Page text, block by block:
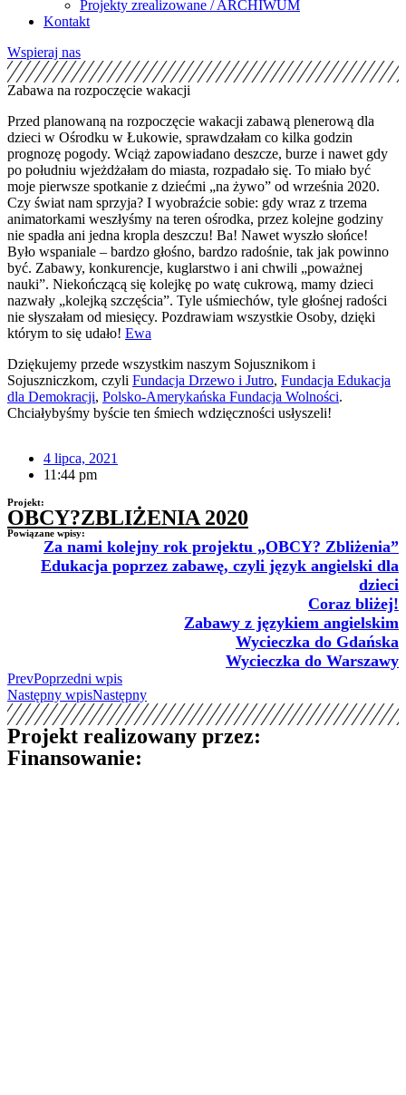
Projekty zrealizowane / ARCHIWUM
Kontakt
Wspieraj nas
Zabawa na rozpoczęcie wakacji
Przed planowaną na rozpoczęcie wakacji zabawą plenerową dla
dzieci w Ośrodku w Łukowie, sprawdzałam co kilka godzin
prognozę pogody. Wciąż zapowiadano deszcze, burze i nawet gdy
po południu wjeżdżałam do miasta, rozpadało się. To miało być
moje pierwsze spotkanie z dziećmi „na żywo” od września 2020.
Czy świat nam sprzyja? I wyobraźcie sobie: gdy wraz z trzema
animatorkami weszłyśmy na teren ośrodka, przez kolejne godziny
nie spadła ani jedna kropla deszczu! Ba! Nawet wyszło słońce!
Było wspaniale – bardzo głośno, bardzo radośnie, tak jak powinno
być. Zabawy, konkurencje, kuglarstwo i ani chwili „poważnej
nauki”. Niekończącą się kolejkę po watę cukrową, mamy dzieci
nazwały „kolejką szczęścia”. Tyle uśmiechów, tyle głośnej radości
nie słyszałam od miesięcy. Pozdrawiam wszystkie Osoby, dzięki
którym to się udało! Ewa
Dziękujemy przede wszystkim naszym Sojusznikom i
Sojuszniczkom, czyli Fundacja Drzewo i Jutro, Fundacja Edukacja
dla Demokracji, Polsko-Amerykańska Fundacja Wolności.
Chciałybyśmy byście ten śmiech wdzięczności usłyszeli!
4 lipca, 2021
11:44 pm
Projekt:
OBCY?ZBLIŻENIA 2020
Powiązane wpisy:
Za nami kolejny rok projektu „OBCY? Zbliżenia”
Edukacja poprzez zabawę, czyli język angielski dla
dzieci
Coraz bliżej!
Zabawy z językiem angielskim
Wycieczka do Gdańska
Wycieczka do Warszawy
PrevPoprzedni wpis
Następny wpisNastępny
Projekt realizowany przez:
Finansowanie: